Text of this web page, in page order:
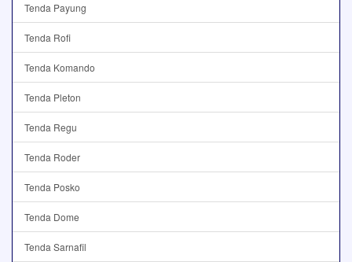
Tenda Payung
Tenda Rofi
Tenda Komando
Tenda Pleton
Tenda Regu
Tenda Roder
Tenda Posko
Tenda Dome
Tenda Sarnafil